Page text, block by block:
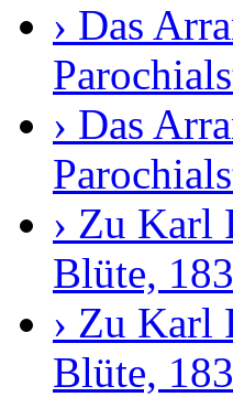
› Das
› Das
› Zu Karl
Blüte,
› Zu Karl
Blüte,